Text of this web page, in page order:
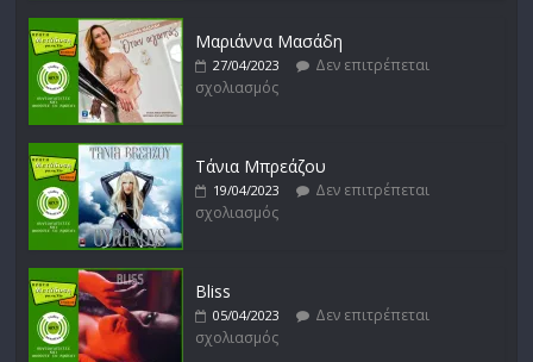
σχολιασμός
σχολιασμός
Μαριάννα Μασάδη
27/04/2023
Δεν επιτρέπεται
σχολιασμός
Τάνια Μπρεάζου
19/04/2023
Δεν επιτρέπεται
σχολιασμός
Bliss
05/04/2023
Δεν επιτρέπεται
σχολιασμός